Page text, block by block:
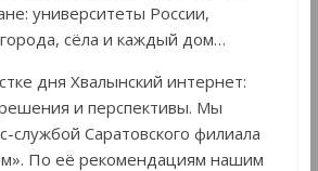
университеты России,
сёла и каждый дом…
дня Хвалынский интернет:
и перспективы. Мы
службой Саратовского филиала
По её рекомендациям нашим